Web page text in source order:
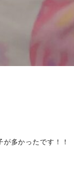
多かったです！！